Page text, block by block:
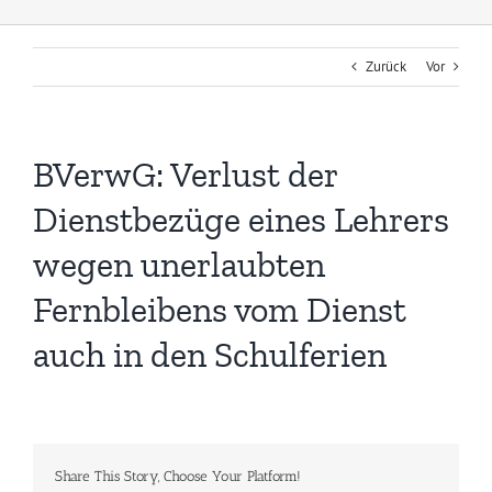
Zurück Vor
BVerwG: Verlust der
Dienstbezüge eines Lehrers
wegen unerlaubten
Fernbleibens vom Dienst
auch in den Schulferien
Share This Story, Choose Your Platform!